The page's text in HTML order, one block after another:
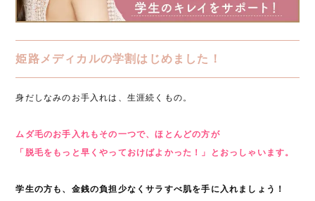
姫路メディカルの学割はじめました！
身だしなみのお手入れは、生涯続くもの。
ムダ毛のお手入れもその一つで、ほとんどの方が
「脱毛をもっと早くやっておけばよかった！」とおっしゃいます。
学生の方も、金銭の負担少なくサラすべ肌を手に入れましょう！